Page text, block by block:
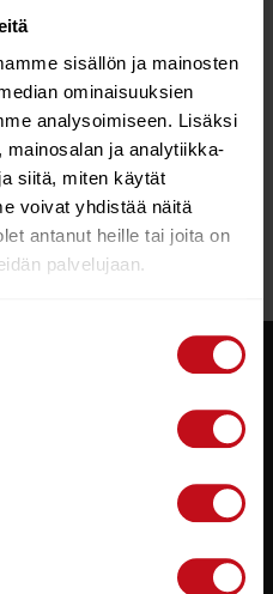
sisällön ja mainosten
ominaisuuksien
analysoimiseen. Lisäksi
ja analytiikka-
siitä, miten käytät
voivat yhdistää näitä
antanut heille tai joita on
palvelujaan.